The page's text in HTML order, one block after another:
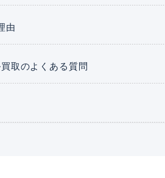
由
取のよくある質問